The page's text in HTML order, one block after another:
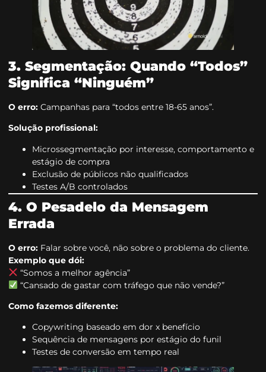
3. Segmentação: Quando “Todos”
Significa “Ninguém”
O erro: Campanhas para “todos entre 18-65 anos”.
Solução profissional:
Microssegmentação por interesse, comportamento e
estágio de compra
Exclusão de públicos não qualificados
Testes A/B controlados
4. O Pesadelo da Mensagem
Errada
O erro: Falar sobre você, não sobre o problema do cliente.
Exemplo que dói:
“Somos a melhor agência”
“Cansado de gastar com tráfego que não vende?”
Como fazemos diferente:
Copywriting baseado em dor x benefício
Sequência de mensagens por estágio do funil
Testes de conversão em tempo real